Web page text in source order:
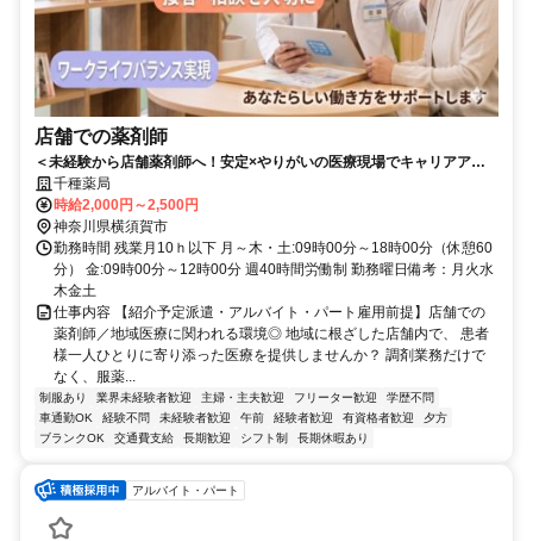
店舗での薬剤師
＜未経験から店舗薬剤師へ！安定×やりがいの医療現場でキャリアアッ
プ◎＞高年収で安定収入／未経験OK！店舗薬剤師としてキャリアを築け
る／多職種連携でスキルアップ＆やりがい◎
千種薬局
時給2,000円～2,500円
神奈川県横須賀市
勤務時間 残業月10ｈ以下 月～木・土:09時00分～18時00分（休憩60
分） 金:09時00分～12時00分 週40時間労働制 勤務曜日備考：月火水
木金土
仕事内容 【紹介予定派遣・アルバイト・パート雇用前提】店舗での
薬剤師／地域医療に関われる環境◎ 地域に根ざした店舗内で、 患者
様一人ひとりに寄り添った医療を提供しませんか？ 調剤業務だけで
なく、服薬...
制服あり 業界未経験者歓迎 主婦・主夫歓迎 フリーター歓迎
学歴不問
車通勤OK
経験不問 未経験者歓迎 午前 経験者歓迎 有資格者歓迎
夕方
ブランクOK
交通費支給 長期歓迎 シフト制 長期休暇あり
アルバイト・パート